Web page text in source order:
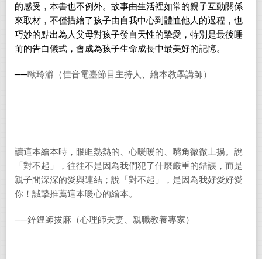
的感受，本書也不例外。故事由生活裡如常的親子互動關係
來取材，不僅描繪了孩子由自我中心到體恤他人的過程，也
巧妙的點出為人父母對孩子發自天性的摯愛，特別是最後睡
前的告白儀式，會成為孩子生命成長中最美好的記憶。
──歐玲瀞（佳音電臺節目主持人、繪本教學講師）
讀這本繪本時，眼眶熱熱的、心暖暖的、嘴角微微上揚。說
「對不起」，往往不是因為我們犯了什麼嚴重的錯誤，而是
親子間深深的愛與連結；說「對不起」，是因為我好愛好愛
你！誠摯推薦這本暖心的繪本。
──鋅鋰師拔麻（心理師夫妻、親職教養專家）